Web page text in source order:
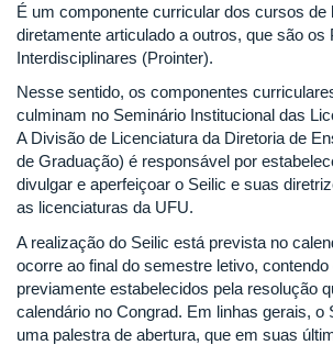
É um componente curricular dos cursos de
diretamente articulado a outros, que são os
Interdisciplinares (Prointer).
Nesse sentido, os componentes
culminam no Seminário Institucional das
A Divisão de Licenciatura da Diretoria de
de Graduação) é responsável por
divulgar e aperfeiçoar o Seilic e suas
as licenciaturas da UFU.
A realização do Seilic está prevista no
ocorre ao final do semestre letivo,
previamente estabelecidos pela resolução
calendário no Congrad. Em linhas gerais, o
uma palestra de abertura, que em suas